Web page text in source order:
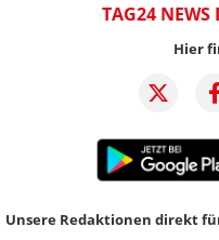
TAG24
Hier
Unsere Redaktionen direkt